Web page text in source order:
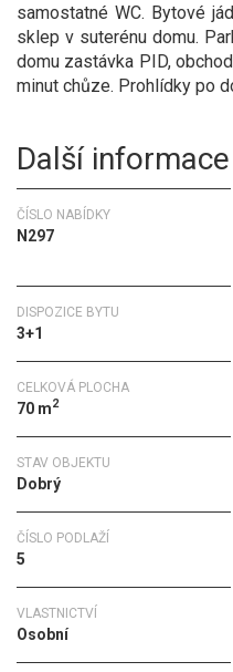
samostatné WC. Bytové
sklep v suterénu domu.
domu zastávka PID,
minut chůze. Prohlídky po
Další informace
ČÍSLO NABÍDKY
N297
DISPOZICE BYTU
3+1
CELKOVÁ PLOCHA
70 m2
STAV OBJEKTU
Dobrý
ČÍSLO PODLAŽÍ
5
VLASTNICTVÍ
Osobní